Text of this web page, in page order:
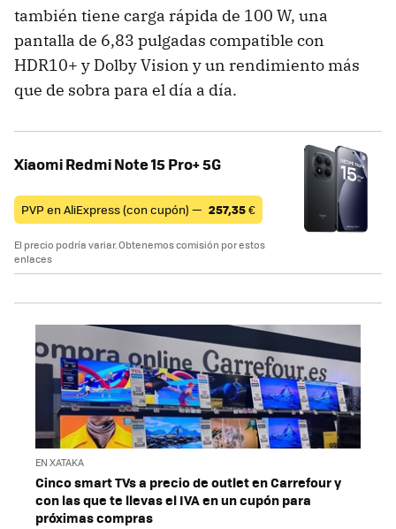
también tiene carga rápida de 100 W, una
pantalla de 6,83 pulgadas compatible con
HDR10+ y Dolby Vision y un rendimiento más
que de sobra para el día a día.
Xiaomi Redmi Note 15 Pro+ 5G
PVP en AliExpress (con cupón) — 257,35€
El precio podría variar. Obtenemos comisión por estos
enlaces
EN XATAKA
Cinco smart TVs a precio de outlet en Carrefour y
con las que te llevas el IVA en un cupón para
próximas compras